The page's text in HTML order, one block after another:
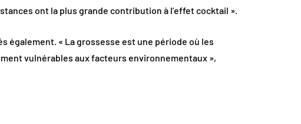
ont la plus grande contribution à l’effet cocktail ».
également. « La grossesse est une période où les
vulnérables aux facteurs environnementaux »,